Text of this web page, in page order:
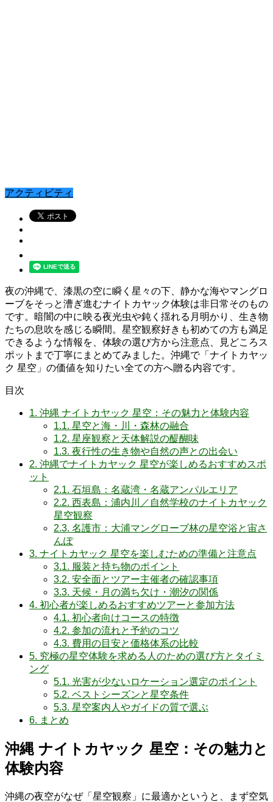
アクティビティ
夜の沖縄で、漆黒の空に瞬く星々の下、静かな海やマングロ
ーブをそっと漕ぎ進むナイトカヤック体験は非日常そのもの
です。暗闇の中に映る夜光虫や鈍く揺れる月明かり、生き物
たちの息吹を感じる瞬間。星空観察好きも初めての方も満足
できるような情報を、体験の選び方から注意点、見どころス
ポットまで丁寧にまとめてみました。沖縄で「ナイトカヤッ
ク 星空」の価値を知りたい全ての方へ贈る内容です。
目次
1. 沖縄 ナイトカヤック 星空：その魅力と体験内容
1.1. 星空と海・川・森林の融合
1.2. 星座観察と天体解説の醍醐味
1.3. 夜行性の生き物や自然の声との出会い
2. 沖縄でナイトカヤック 星空が楽しめるおすすめスポ
ット
2.1. 石垣島：名蔵湾・名蔵アンパルエリア
2.2. 西表島：浦内川／自然学校のナイトカヤック
星空観察
2.3. 名護市：大浦マングローブ林の星空浴と宙さ
んぽ
3. ナイトカヤック 星空を楽しむための準備と注意点
3.1. 服装と持ち物のポイント
3.2. 安全面とツアー主催者の確認事項
3.3. 天候・月の満ち欠け・潮汐の関係
4. 初心者が楽しめるおすすめツアーと参加方法
4.1. 初心者向けコースの特徴
4.2. 参加の流れと予約のコツ
4.3. 費用の目安と価格体系の比較
5. 究極の星空体験を求める人のための選び方とタイミ
ング
5.1. 光害が少ないロケーション選定のポイント
5.2. ベストシーズンと星空条件
5.3. 星空案内人やガイドの質で選ぶ
6. まとめ
沖縄 ナイトカヤック 星空：その魅力と
体験内容
沖縄の夜空がなぜ「星空観察」に最適かというと、まず空気